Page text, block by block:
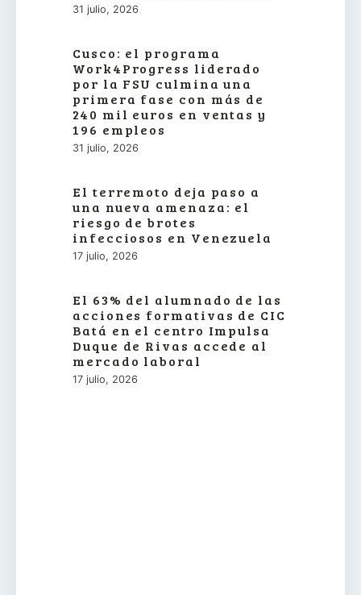
31 julio, 2026
Cusco: el programa
Work4Progress liderado
por la FSU culmina una
primera fase con más de
240 mil euros en ventas y
196 empleos
31 julio, 2026
El terremoto deja paso a
una nueva amenaza: el
riesgo de brotes
infecciosos en Venezuela
17 julio, 2026
El 63% del alumnado de las
acciones formativas de CIC
Batá en el centro Impulsa
Duque de Rivas accede al
mercado laboral
17 julio, 2026